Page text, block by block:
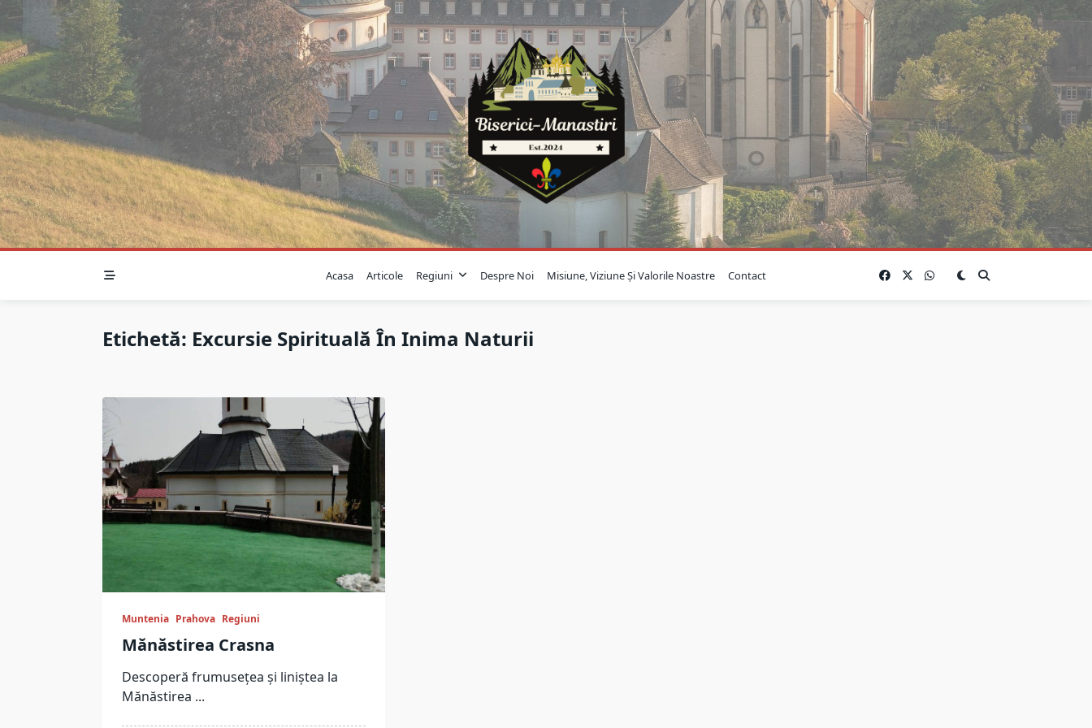
content
Acasa Articole Regiuni Despre Noi Misiune, Viziune Și Valorile Noastre Contact
Etichetă: Excursie Spirituală În Inima Naturii
Muntenia Prahova Regiuni
Mănăstirea Crasna
Descoperă frumusețea și liniștea la
Mănăstirea ...